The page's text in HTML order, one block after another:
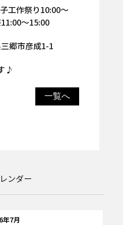
工作祭り10:00～
～15:00
郷市彦成1-1
♪
一覧へ
ンダー
年7月